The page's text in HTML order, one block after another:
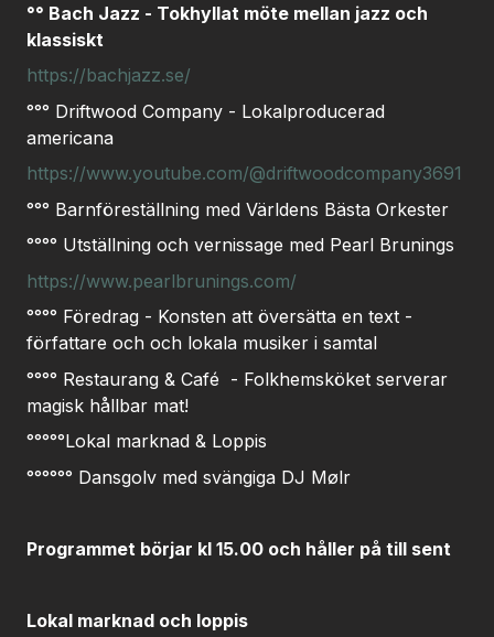
°° Bach Jazz - Tokhyllat möte mellan jazz och
klassiskt
https://bachjazz.se/
°°° Driftwood Company - Lokalproducerad
americana
https://www.youtube.com/@driftwoodcompany3691
°°° Barnföreställning med Världens Bästa Orkester
°°°° Utställning och vernissage med Pearl Brunings
https://www.pearlbrunings.com/
°°°° Föredrag - Konsten att översätta en text -
författare och och lokala musiker i samtal
°°°° Restaurang & Café - Folkhemsköket serverar
magisk hållbar mat!
°°°°°Lokal marknad & Loppis
°°°°°° Dansgolv med svängiga DJ Mølr
Programmet börjar kl 15.00 och håller på till sent
Lokal marknad och loppis